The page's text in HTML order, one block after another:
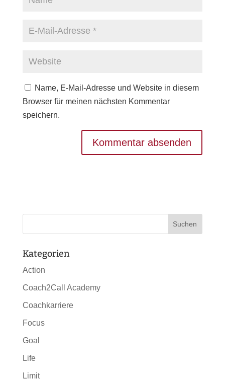
Name, E-Mail-Adresse und Website in diesem
Browser für meinen nächsten Kommentar
speichern.
Kategorien
Action
Coach2Call Academy
Coachkarriere
Focus
Goal
Life
Limit